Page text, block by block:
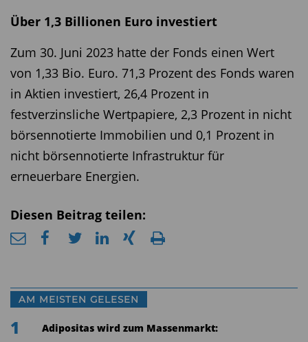
Über 1,3 Billionen Euro investiert
Zum 30. Juni 2023 hatte der Fonds einen Wert
von 1,33 Bio. Euro. 71,3 Prozent des Fonds waren
in Aktien investiert, 26,4 Prozent in
festverzinsliche Wertpapiere, 2,3 Prozent in nicht
börsennotierte Immobilien und 0,1 Prozent in
nicht börsennotierte Infrastruktur für
erneuerbare Energien.
Diesen Beitrag teilen:
AM MEISTEN GELESEN
1
Adipositas wird zum Massenmarkt: